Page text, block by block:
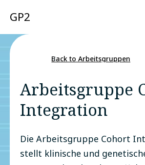
GP2
Back to Arbeitsgruppen
Arbeitsgruppe
Integration
Die Arbeitsgruppe Cohort
stellt klinische und